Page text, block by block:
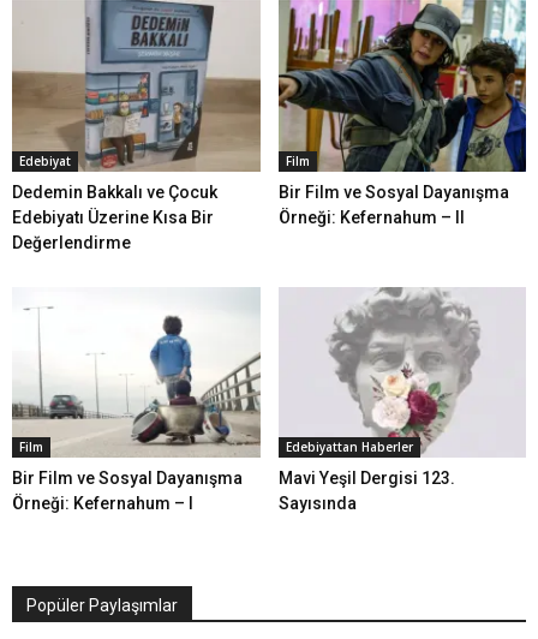
Edebiyat
Dedemin Bakkalı ve Çocuk
Edebiyatı Üzerine Kısa Bir
Değerlendirme
Film
Bir Film ve Sosyal Dayanışma
Örneği: Kefernahum – II
Film
Bir Film ve Sosyal Dayanışma
Örneği: Kefernahum – I
Edebiyattan Haberler
Mavi Yeşil Dergisi 123.
Sayısında
Popüler Paylaşımlar